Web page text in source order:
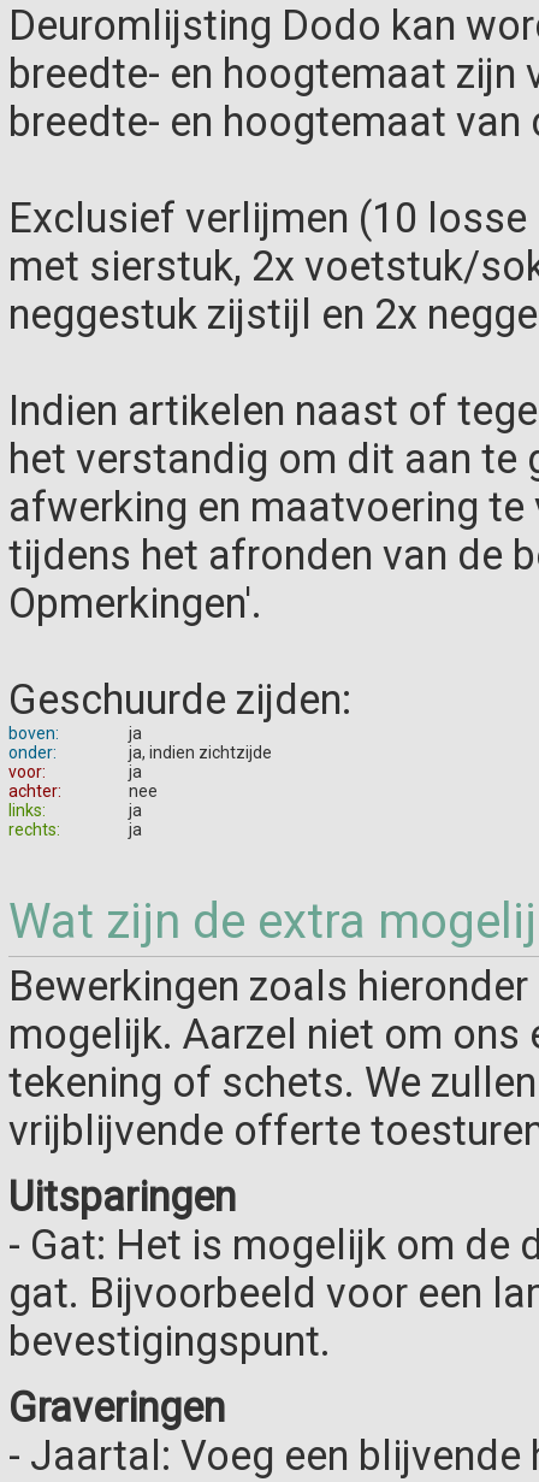
Deuromlijsting Dodo kan
breedte- en hoogtemaat
breedte- en hoogtemaat van
Exclusief verlijmen (10
met sierstuk, 2x voetstuk/
neggestuk zijstijl en 2x
Indien artikelen naast of
het verstandig om dit aan te
afwerking en maatvoering
tijdens het afronden van de
Opmerkingen'.
Geschuurde zijden:
boven:
ja
onder:
ja, indien zichtzijde
voor:
ja
achter:
nee
links:
ja
rechts:
ja
Wat zijn de extra
Bewerkingen zoals
mogelijk. Aarzel niet om ons
tekening of schets. We
vrijblijvende offerte
Uitsparingen
- Gat: Het is mogelijk om de
gat. Bijvoorbeeld voor een
bevestigingspunt.
Graveringen
- Jaartal: Voeg een